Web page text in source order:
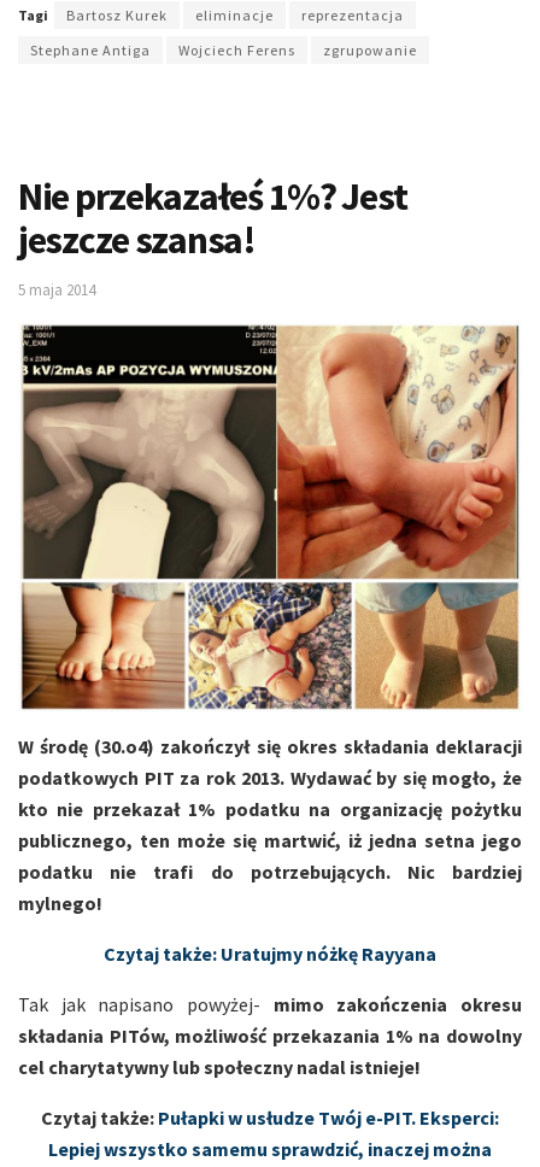
Tagi Bartosz Kurek eliminacje
reprezentacja
Stephane Antiga
Wojciech Ferens zgrupowanie
Nie przekazałeś 1%? Jest
jeszcze szansa!
5 maja 2014
W środę (30.o4) zakończył się okres składania deklaracji
podatkowych PIT za rok 2013. Wydawać by się mogło, że
kto nie przekazał 1% podatku na organizację pożytku
publicznego, ten może się martwić, iż jedna setna jego
podatku nie trafi do potrzebujących. Nic bardziej
mylnego!
Czytaj także: Uratujmy nóżkę Rayyana
Tak jak napisano powyżej- mimo zakończenia okresu
składania PITów, możliwość przekazania 1% na dowolny
cel charytatywny lub społeczny nadal istnieje!
Czytaj także: Pułapki w usłudze Twój e-PIT. Eksperci:
Lepiej wszystko samemu sprawdzić, inaczej można